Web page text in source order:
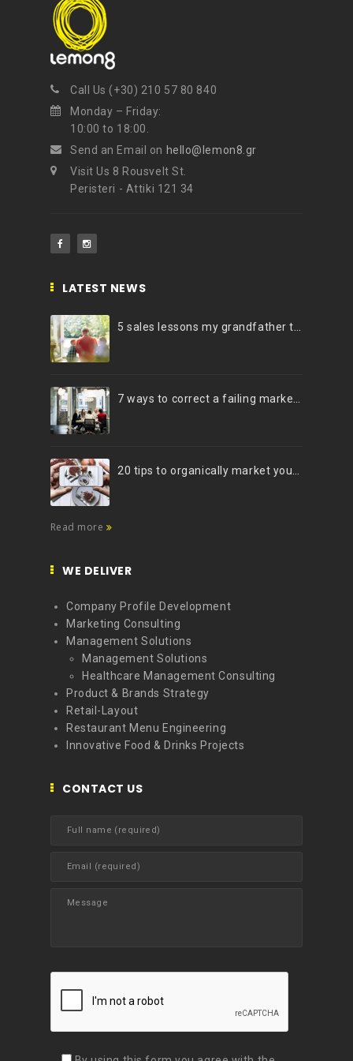
Call Us (+30) 210 57 80 840
Monday – Friday:
10:00 to 18:00.
Send an Email on hello@lemon8.gr
Visit Us 8 Rousvelt St.
Peristeri - Attiki 121 34
LATEST NEWS
Read more
WE DELIVER
Company Profile Development
Marketing Consulting
Management Solutions
Management Solutions
Healthcare Management Consulting
Product & Brands Strategy
Retail-Layout
Restaurant Menu Engineering
Innovative Food & Drinks Projects
CONTACT US